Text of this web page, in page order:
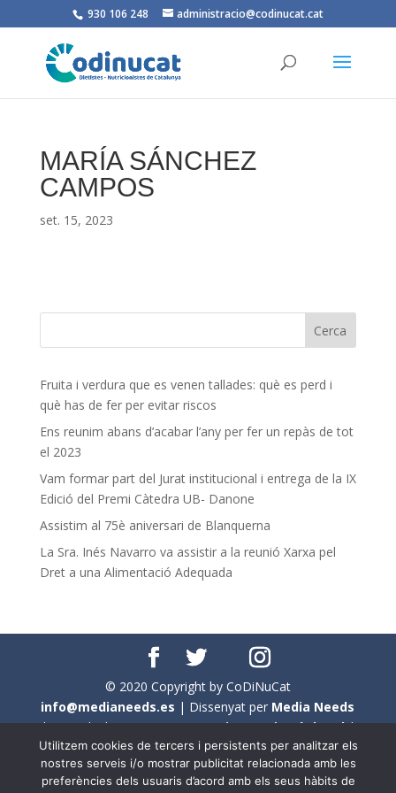
930 106 248 administracio@codinucat.cat
MARÍA SÁNCHEZ
CAMPOS
set. 15, 2023
Fruita i verdura que es venen tallades: què es perd i
què has de fer per evitar riscos
Ens reunim abans d’acabar l’any per fer un repàs de tot
el 2023
Vam formar part del Jurat institucional i entrega de la IX
Edició del Premi Càtedra UB- Danone
Assistim al 75è aniversari de Blanquerna
La Sra. Inés Navarro va assistir a la reunió Xarxa pel
Dret a una Alimentació Adequada
© 2020 Copyright by CoDiNuCat
info@medianeeds.es | Dissenyat per Media Needs
| Tots els drets reservats aCoDiNuCat |Avís legal|
Avís per cookies
En aquest web s'ha tingut en compte l'ús no sexista del
Utilitzem cookies de tercers i persistents per analitzar els
nostres serveis i/o mostrar publicitat relacionada amb les
preferències dels usuaris d’acord amb els seus hàbits de